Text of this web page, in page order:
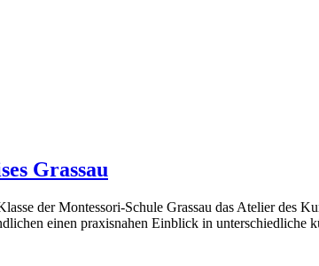
Grassau
der Montessori-Schule Grassau das Atelier des
einen praxisnahen Einblick in unterschiedliche